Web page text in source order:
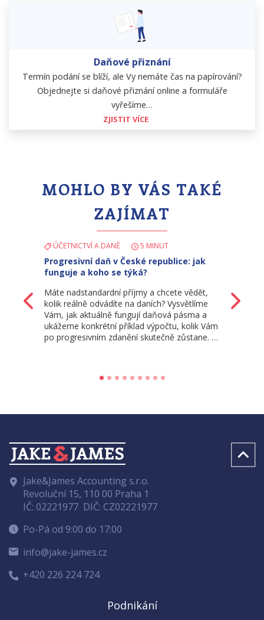
Daňové přiznání
Termín podání se blíží, ale Vy nemáte čas na papírování?
Objednejte si daňové přiznání online a formuláře
vyřešíme…
ZJISTIT VÍCE
MOHLO BY VÁS TAKÉ
ZAJÍMAT
Zpět
ÚČETNICTVÍ A DANĚ 5 MINUT
Progresivní daň v České republice: jak
funguje a koho se týká?
Máte nadstandardní příjmy a chcete vědět,
kolik reálně odvádíte na daních? Vysvětlíme
Vám, jak aktuálně fungují daňová pásma a
ukážeme konkrétní příklad výpočtu, kolik Vám
po progresivním zdanění skutečně zůstane. …
Jake&James Accounting s.r.o.
Revoluční 15, 110 00 Praha 1
IČ: 02221977 DIČ: CZ02221977
Po-Pá od 9:00 do 17:00
info@jake-james.cz
+420 226 224 724
Podnikání